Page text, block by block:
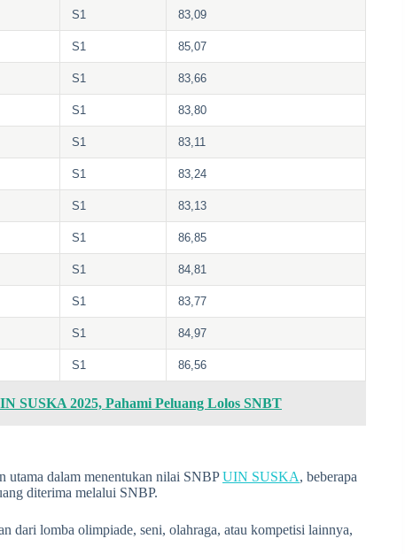
S1 83,09
S1 85,07
S1 83,66
S1 83,80
S1 83,11
S1 83,24
S1 83,13
S1 86,85
S1 84,81
S1 83,77
S1 84,97
S1 86,56
SUSKA 2025, Pahami Peluang Lolos SNBT
utama dalam menentukan nilai SNBPUIN SUSKA, beberapa
diterima melalui SNBP.
dari lomba olimpiade, seni, olahraga, atau kompetisi lainnya,